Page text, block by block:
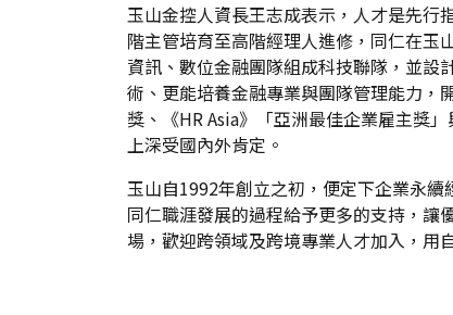
玉山金控人資長王志成表示，人才是先行
階主管培育至高階經理人進修，同仁在玉
資訊、數位金融團隊組成科技聯隊，並設
術、更能培養金融專業與團隊管理能力，
獎、《HR Asia》「亞洲最佳企業雇主獎
上深受國內外肯定。
玉山自1992年創立之初，便定下企業永
同仁職涯發展的過程給予更多的支持，讓
場，歡迎跨領域及跨境專業人才加入，用